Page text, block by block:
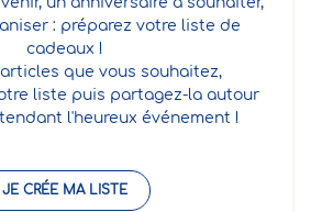
: préparez votre liste de
cadeaux !
que vous souhaitez,
liste puis partagez-la autour
l'heureux événement !
JE CRÉE MA LISTE